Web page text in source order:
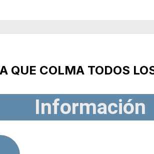
QUE COLMA TODOS
Información